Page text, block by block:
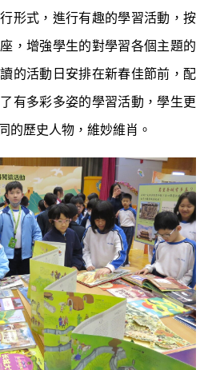
形式，進行有趣的學習活動，按
，增強學生的對學習各個主題的
的活動日安排在新春佳節前，配
有多彩多姿的學習活動，學生更
的歷史人物，維妙維肖。